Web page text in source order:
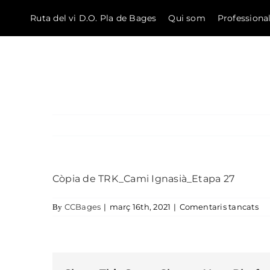
Ruta del vi D.O. Pla de Bages Qui som
Còpia de TRK_Cami Ignasià_Etapa 27
By CCBages | març 16th, 2021 | Comentaris tancatsa